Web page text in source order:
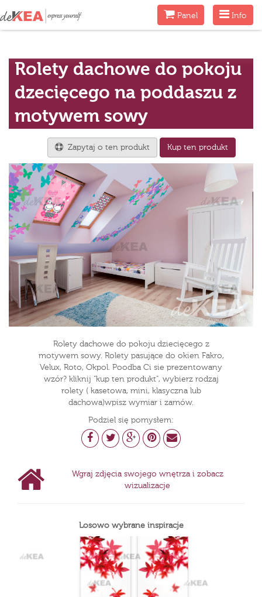
Menu
Info
MenuPanel
Rolety dachowe do pokoju
dzecięcego na poddaszu z
motywem sowy
Zapytaj o ten produkt Kup ten produkt
Rolety dachowe do pokoju dziecięcego z
motywem sowy. Rolety pasujące do okien Fakro,
Velux, Roto, Okpol. Poodba Ci sie prezentowany
wzór? kliknij "kup ten produkt", wybierz rodzaj
rolety ( kasetowa, mini, klasyczna lub
dachowa)wpisz wymiar i zamów.
Podziel się pomysłem:
Wgraj zdjęcia swojego wnętrza i zobacz
wizualizacje
Losowo wybrane inspiracje